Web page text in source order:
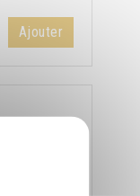
Ajouter